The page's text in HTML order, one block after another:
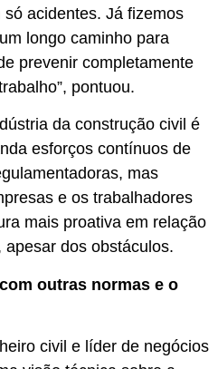
só acidentes. Já fizemos
longo caminho para
prevenir completamente
pontuou.
da construção civil é
esforços contínuos de
mas
e os trabalhadores
mais proativa em relação
dos obstáculos.
outras normas e o
civil e líder de negócios